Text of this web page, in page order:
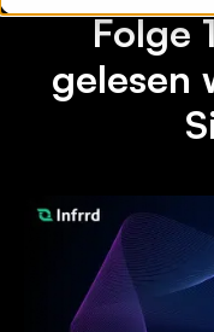
Folge
gelesen